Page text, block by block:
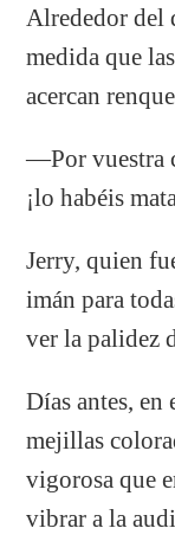
Alrededor del
medida que
acercan
—Por vuestra
¡lo habéis
Jerry, quien
imán para
ver la palidez
Días antes,
mejillas
vigorosa que
vibrar a la